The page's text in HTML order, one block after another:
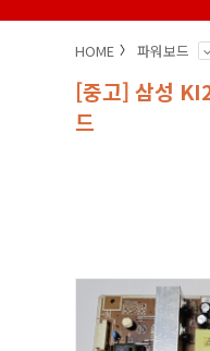
HOME 파워보드
[중고] 삼성
드